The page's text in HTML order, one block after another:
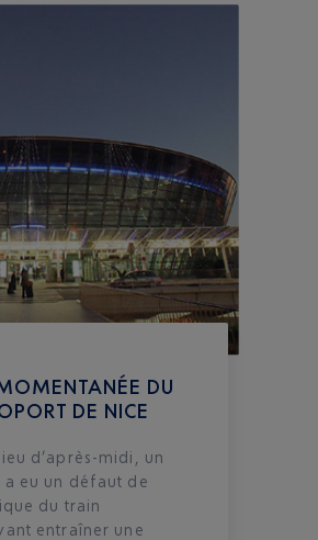
DU
DE NICE
d’après-midi, un
a eu un défaut de
du train
entraîner une